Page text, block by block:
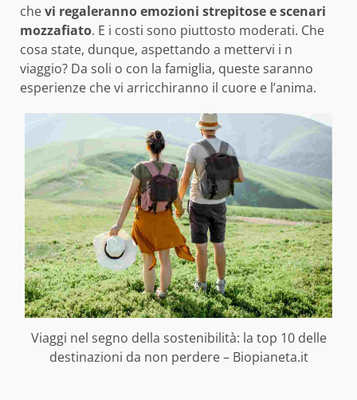
chevi regaleranno emozioni strepitose e scenari
mozzafiato. E i costi sono piuttosto moderati. Che
cosa state, dunque, aspettando a mettervi i n
viaggio? Da soli o con la famiglia, queste saranno
esperienze che vi arricchiranno il cuore e l’anima.
Viaggi nel segno della sostenibilità: la top 10 delle
destinazioni da non perdere – Biopianeta.it